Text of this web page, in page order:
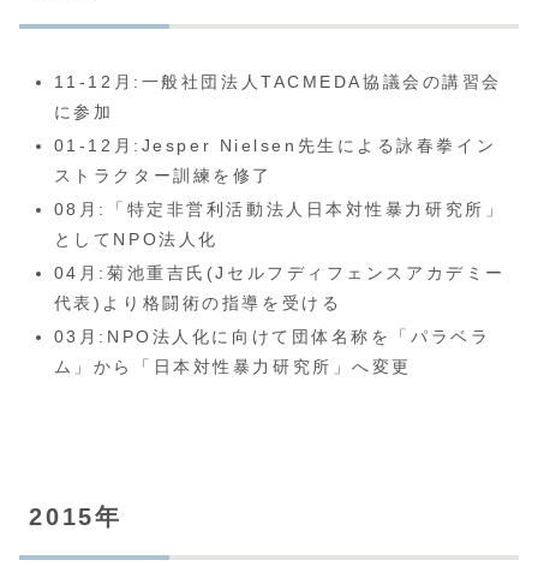
11-12月:一般社団法人TACMEDA協議会の講習会
に参加
01-12月:Jesper Nielsen先生による詠春拳イン
ストラクター訓練を修了
08月:「特定非営利活動法人日本対性暴力研究所」
としてNPO法人化
04月:菊池重吉氏(Jセルフディフェンスアカデミー
代表)より格闘術の指導を受ける
03月:NPO法人化に向けて団体名称を「パラベラ
ム」から「日本対性暴力研究所」へ変更
2015年